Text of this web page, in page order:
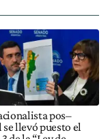
pos–
llevó puesto el